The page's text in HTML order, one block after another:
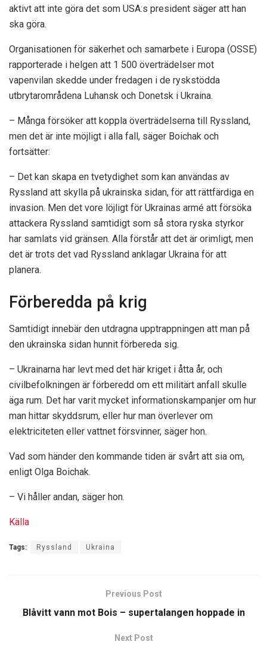
aktivt att inte göra det som USA:s president säger att han
ska göra.
Organisationen för säkerhet och samarbete i Europa (OSSE)
rapporterade i helgen att 1 500 överträdelser mot
vapenvilan skedde under fredagen i de ryskstödda
utbrytarområdena Luhansk och Donetsk i Ukraina.
– Många försöker att koppla överträdelserna till Ryssland,
men det är inte möjligt i alla fall, säger Boichak och
fortsätter:
– Det kan skapa en tvetydighet som kan användas av
Ryssland att skylla på ukrainska sidan, för att rättfärdiga en
invasion. Men det vore löjligt för Ukrainas armé att försöka
attackera Ryssland samtidigt som så stora ryska styrkor
har samlats vid gränsen. Alla förstår att det är orimligt, men
det är trots det vad Ryssland anklagar Ukraina för att
planera.
Förberedda på krig
Samtidigt innebär den utdragna upptrappningen att man på
den ukrainska sidan hunnit förbereda sig.
– Ukrainarna har levt med det här kriget i åtta år, och
civilbefolkningen är förberedd om ett militärt anfall skulle
äga rum. Det har varit mycket informationskampanjer om hur
man hittar skyddsrum, eller hur man överlever om
elektriciteten eller vattnet försvinner, säger hon.
Vad som händer den kommande tiden är svårt att sia om,
enligt Olga Boichak.
– Vi håller andan, säger hon.
Källa
Tags: Ryssland Ukraina
Previous Post
Blåvitt vann mot Bois – supertalangen hoppade in
Next Post